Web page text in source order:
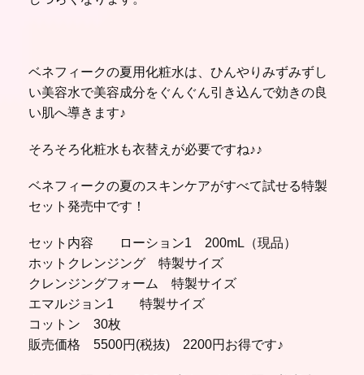
ベネフィークの夏用化粧水は、ひんやりみずみずし
い美容水で美容成分をぐんぐん引き込んで効きの良
い肌へ導きます♪
そろそろ化粧水も衣替えが必要ですね♪♪
ベネフィークの夏のスキンケアがすべて試せる特製
セット発売中です！
セット内容 ローション1 200mL（現品）
ホットクレンジング 特製サイズ
クレンジングフォーム 特製サイズ
エマルジョン1 特製サイズ
コットン 30枚
販売価格 5500円(税抜) 2200円お得です♪